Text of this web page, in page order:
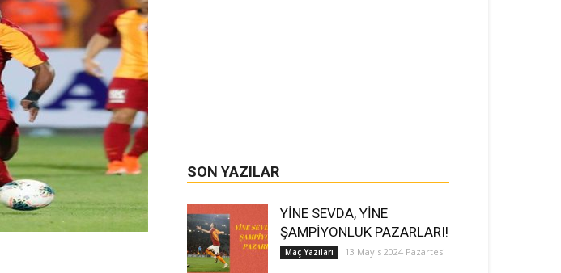
SON YAZILAR
YİNE SEVDA, YİNE
ŞAMPİYONLUK PAZARLARI!
Maç Yazıları 13 Mayıs 2024 Pazartesi